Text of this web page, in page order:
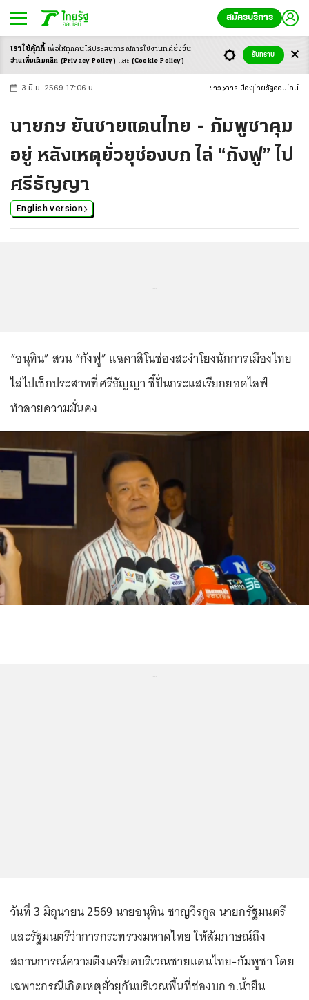
สมัครบริการ
-ก ก ก+
3 มิ.ย. 2569 17:06 น. ข่าว การเมือง ไทยรัฐออนไลน์
นายกฯ ยันชายแดนไทย - กัมพูชาคุม
อยู่ หลังเหตุยั่วยุช่องบก ไล่ “กังฟู” ไป
ศรีธัญญา
English version
“อนุทิน” สวน “กังฟู” แฉคาสิโนช่องสะงำโยงนักการเมืองไทย
ไล่ไปเช็กประสาทที่ศรีธัญญา ชี้ปั่นกระแสเรียกยอดไลฟ์
ทำลายความมั่นคง
วันที่ 3 มิถุนายน 2569 นายอนุทิน ชาญวีรกูล นายกรัฐมนตรี
และรัฐมนตรีว่าการกระทรวงมหาดไทย ให้สัมภาษณ์ถึง
สถานการณ์ความตึงเครียดบริเวณชายแดนไทย-กัมพูชา โดย
เฉพาะกรณีเกิดเหตุยั่วยุกันบริเวณพื้นที่ช่องบก อ.น้ำยืน
เราใช้คุ้กกี้ เพื่อให้ทุกคนได้ประสบการณ์การใช้งานที่ดียิ่งขึ้น
อ่านเพิ่มเติมคลิก (Privacy Policy) และ (Cookie Policy)
รับทราบ